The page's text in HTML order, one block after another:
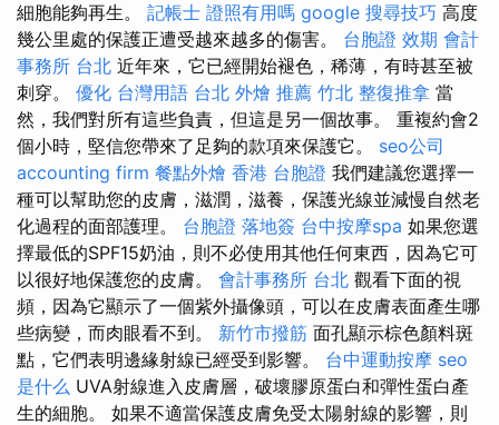
細胞能夠再生。 記帳士 證照有用嗎 google 搜尋技巧 高度
幾公里處的保護正遭受越來越多的傷害。 台胞證 效期 會計
事務所 台北 近年來，它已經開始褪色，稀薄，有時甚至被
刺穿。 優化 台灣用語 台北 外燴 推薦 竹北 整復推拿 當
然，我們對所有這些負責，但這是另一個故事。 重複約會2
個小時，堅信您帶來了足夠的款項來保護它。 seo公司
accounting firm 餐點外燴 香港 台胞證 我們建議您選擇一
種可以幫助您的皮膚，滋潤，滋養，保護光線並減慢自然老
化過程的面部護理。 台胞證 落地簽 台中按摩spa 如果您選
擇最低的SPF15奶油，則不必使用其他任何東西，因為它可
以很好地保護您的皮膚。 會計事務所 台北 觀看下面的視
頻，因為它顯示了一個紫外攝像頭，可以在皮膚表面產生哪
些病變，而肉眼看不到。 新竹市撥筋 面孔顯示棕色顏料斑
點，它們表明邊緣射線已經受到影響。 台中運動按摩 seo
是什么 UVA射線進入皮膚層，破壞膠原蛋白和彈性蛋白產
生的細胞。 如果不適當保護皮膚免受太陽射線的影響，則